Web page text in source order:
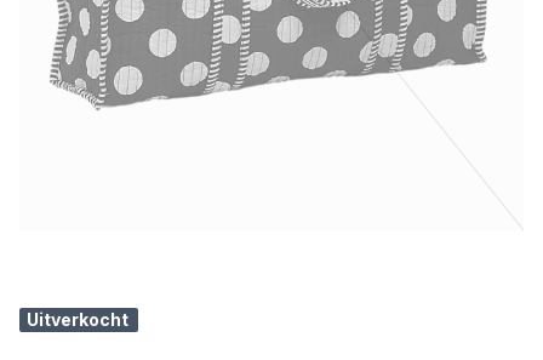
Uitverkocht